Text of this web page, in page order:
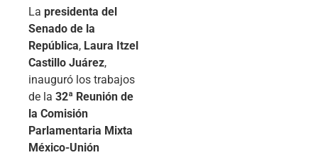
La presidenta del
Senado de la
República, Laura Itzel
Castillo Juárez,
inauguró los trabajos
de la 32ª Reunión de
la Comisión
Parlamentaria Mixta
México-Unión